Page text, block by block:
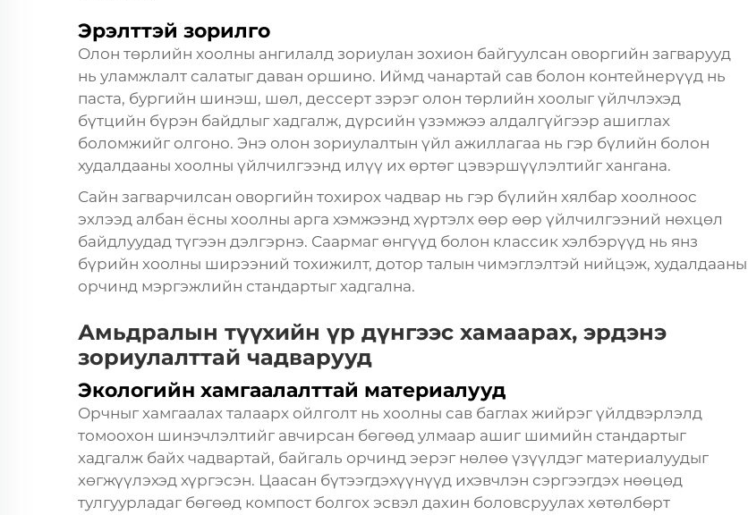
Эрэлттэй зорилго
Олон төрлийн хоолны ангилалд зориулан зохион байгуулсан оворгийн загварууд
нь уламжлалт салатыг даван оршино. Иймд чанартай сав болон контейнерүүд нь
паста, бургийн шинэш, шөл, дессерт зэрэг олон төрлийн хоолыг үйлчлэхэд
бүтцийн бүрэн байдлыг хадгалж, дүрсийн үзэмжээ алдалгүйгээр ашиглах
боломжийг олгоно. Энэ олон зориулалтын үйл ажиллагаа нь гэр бүлийн болон
худалдааны хоолны үйлчилгээнд илүү их өртөг цэвэршүүлэлтийг хангана.
Сайн загварчилсан оворгийн тохирох чадвар нь гэр бүлийн хялбар хоолноос
эхлээд албан ёсны хоолны арга хэмжээнд хүртэлх өөр өөр үйлчилгээний нөхцөл
байдлуудад түгээн дэлгэрнэ. Саармаг өнгүүд болон классик хэлбэрүүд нь янз
бүрийн хоолны ширээний тохижилт, дотор талын чимэглэлтэй нийцэж, худалдааны
орчинд мэргэжлийн стандартыг хадгална.
Амьдралын түүхийн үр дүнгээс хамаарах, эрдэнэ
зориулалттай чадварууд
Экологийн хамгаалалттай материалууд
Орчныг хамгаалах талаарх ойлголт нь хоолны сав баглах жийрэг үйлдвэрлэлд
томоохон шинэчлэлтийг авчирсан бөгөөд улмаар ашиг шимийн стандартыг
хадгалж байх чадвартай, байгаль орчинд эерэг нөлөө үзүүлдэг материалуудыг
хөгжүүлэхэд хүргэсэн. Цаасан бүтээгдэхүүнүүд ихэвчлэн сэргээгдэх нөөцөд
тулгуурладаг бөгөөд компост болгох эсвэл дахин боловсруулах хөтөлбөрт